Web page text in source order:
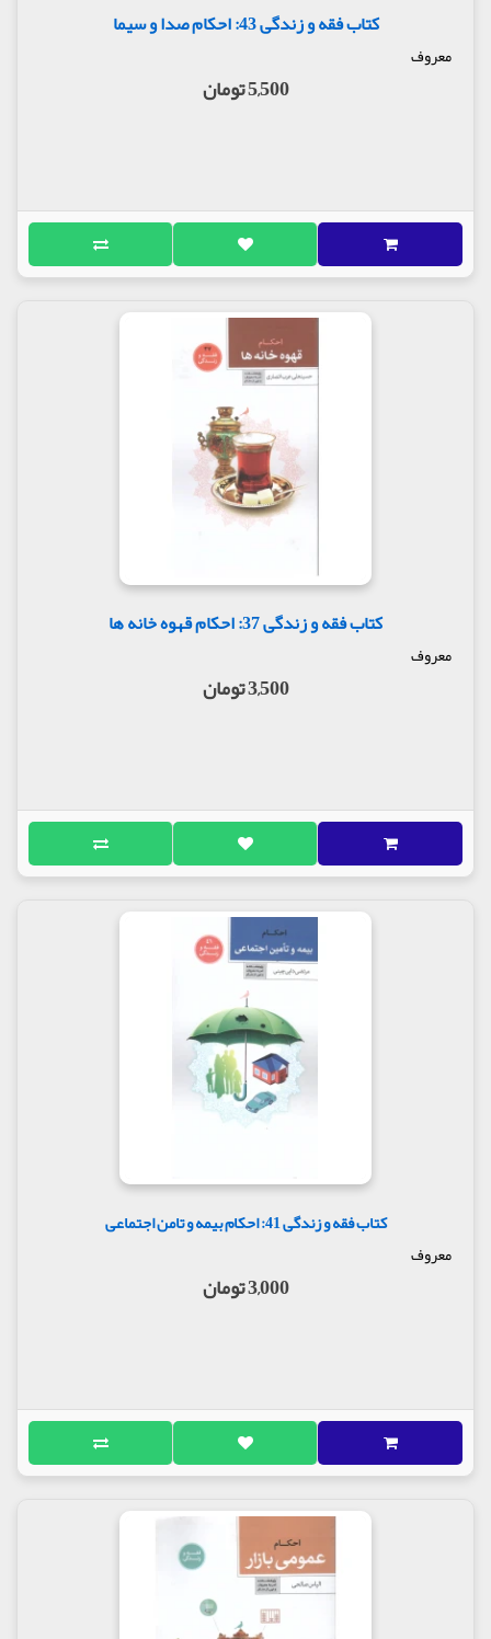
کتاب فقه و زندگی 43: احکام صدا و سیما
معروف
5,500 تومان
کتاب فقه و زندگی 37: احکام قهوه خانه ها
معروف
3,500 تومان
کتاب فقه و زندگی 41: احکام بیمه و تامن اجتماعی
معروف
3,000 تومان